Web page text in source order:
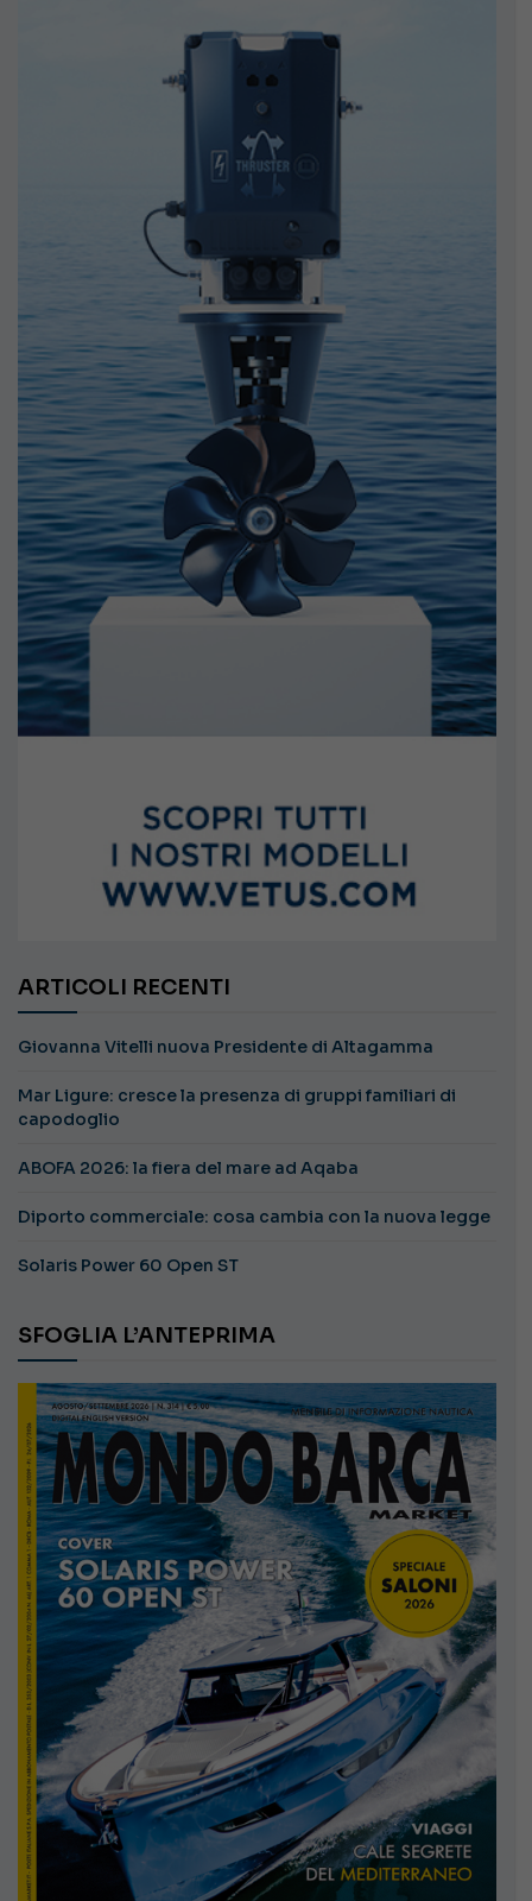
ARTICOLI RECENTI
Giovanna Vitelli nuova Presidente di Altagamma
Mar Ligure: cresce la presenza di gruppi familiari di
capodoglio
ABOFA 2026: la fiera del mare ad Aqaba
Diporto commerciale: cosa cambia con la nuova legge
Solaris Power 60 Open ST
SFOGLIA L’ANTEPRIMA